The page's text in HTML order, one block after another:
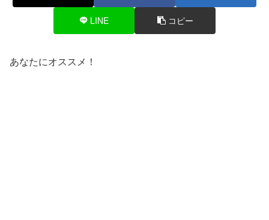
LINE コピー
あなたにオススメ！